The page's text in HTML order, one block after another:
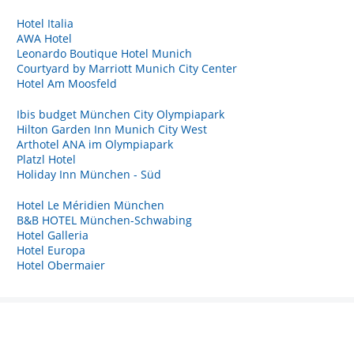
Hotel Italia
AWA Hotel
Leonardo Boutique Hotel Munich
Courtyard by Marriott Munich City Center
Hotel Am Moosfeld
Ibis budget München City Olympiapark
Hilton Garden Inn Munich City West
Arthotel ANA im Olympiapark
Platzl Hotel
Holiday Inn München - Süd
Hotel Le Méridien München
B&B HOTEL München-Schwabing
Hotel Galleria
Hotel Europa
Hotel Obermaier